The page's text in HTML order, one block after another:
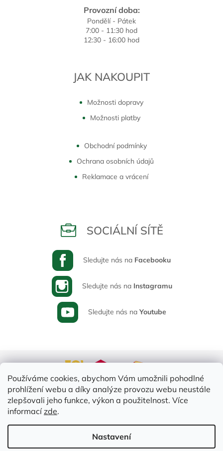
Používáme cookies, abychom Vám umožnili pohodlné
prohlížení webu a díky analýze provozu webu neustále
zlepšovali jeho funkce, výkon a použitelnost. Více
informacízde.
Nastavení
Provozní doba:
Pondělí - Pátek
7:00 - 11:30 hod
12:30 - 16:00 hod
JAK NAKOUPIT
Možnosti dopravy
Možnosti platby
Obchodní podmínky
Ochrana osobních údajů
Reklamace a vrácení
SOCIÁLNÍ SÍTĚ
Sledujte nás na Facebooku
Sledujte nás na Instagramu
Sledujte nás na Youtube